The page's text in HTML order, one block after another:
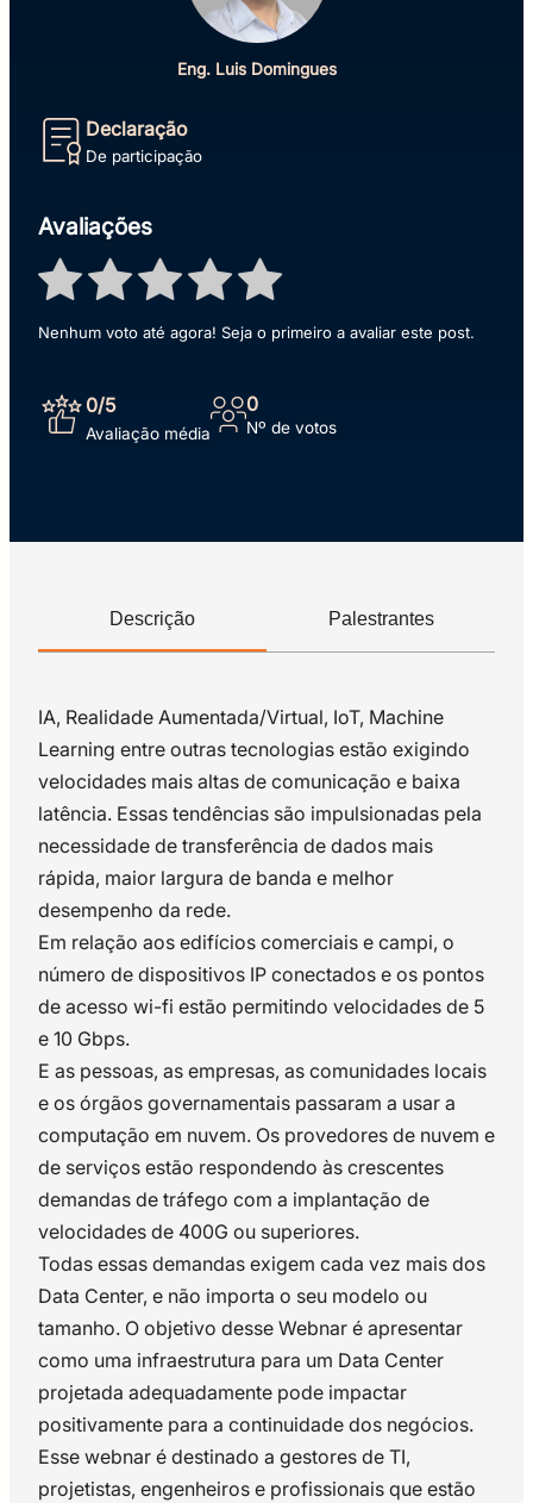
Eng. Luis Domingues
Declaração
De participação
Avaliações
Nenhum voto até agora! Seja o primeiro a avaliar este post.
0/5
Avaliação média
0
Nº de votos
Descrição Palestrantes
IA, Realidade Aumentada/Virtual, IoT, Machine
Learning entre outras tecnologias estão exigindo
velocidades mais altas de comunicação e baixa
latência. Essas tendências são impulsionadas pela
necessidade de transferência de dados mais
rápida, maior largura de banda e melhor
desempenho da rede.
Em relação aos edifícios comerciais e campi, o
número de dispositivos IP conectados e os pontos
de acesso wi-fi estão permitindo velocidades de 5
e 10 Gbps.
E as pessoas, as empresas, as comunidades locais
e os órgãos governamentais passaram a usar a
computação em nuvem. Os provedores de nuvem e
de serviços estão respondendo às crescentes
demandas de tráfego com a implantação de
velocidades de 400G ou superiores.
Todas essas demandas exigem cada vez mais dos
Data Center, e não importa o seu modelo ou
tamanho. O objetivo desse Webnar é apresentar
como uma infraestrutura para um Data Center
projetada adequadamente pode impactar
positivamente para a continuidade dos negócios.
Esse webnar é destinado a gestores de TI,
projetistas, engenheiros e profissionais que estão